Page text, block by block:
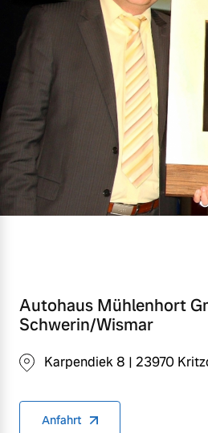
Autohaus Mühlenhort
Schwerin/Wismar
Karpendiek 8 | 23970
Anfahrt